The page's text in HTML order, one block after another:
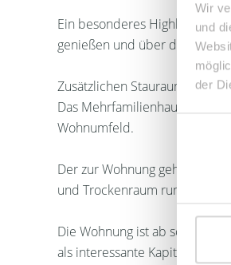
Wir
und
der
Ein besonderes Highlight
genießen und über den Tag
Zusätzlichen Stauraum bietet
Das Mehrfamilienhaus
Wohnumfeld.
Der zur Wohnung gehörende
und Trockenraum runden das
Die Wohnung ist ab sofort
als interessante